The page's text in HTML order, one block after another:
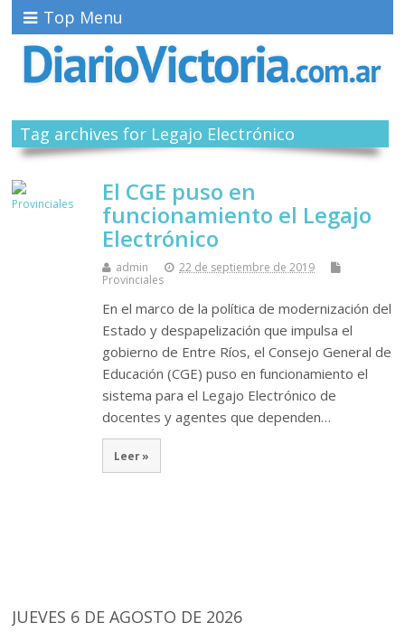
Top Menu
Tag archives for Legajo Electrónico
El CGE puso en
funcionamiento el Legajo
Electrónico
admin
22 de septiembre de 2019
Provinciales
En el marco de la política de modernización del
Estado y despapelización que impulsa el
gobierno de Entre Ríos, el Consejo General de
Educación (CGE) puso en funcionamiento el
sistema para el Legajo Electrónico de
docentes y agentes que dependen…
Leer »
JUEVES 6 DE AGOSTO DE 2026